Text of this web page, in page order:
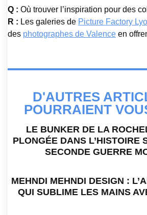
Q : Où trouver l’inspiration pour des
R : Les galeries de Picture Factory
des photographes de Valence en
D'AUTRES
POURRAIENT
LE BUNKER DE LA
PLONGÉE DANS L’HISTOIRE
SECONDE GUERRE
MEHNDI MEHNDI DESIGN :
QUI SUBLIME LES MAINS